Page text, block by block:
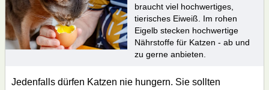
braucht viel hochwertiges,
tierisches Eiweiß. Im rohen
Eigelb stecken hochwertige
Nährstoffe für Katzen - ab und
zu gerne anbieten.
Jedenfalls dürfen Katzen nie hungern. Sie sollten